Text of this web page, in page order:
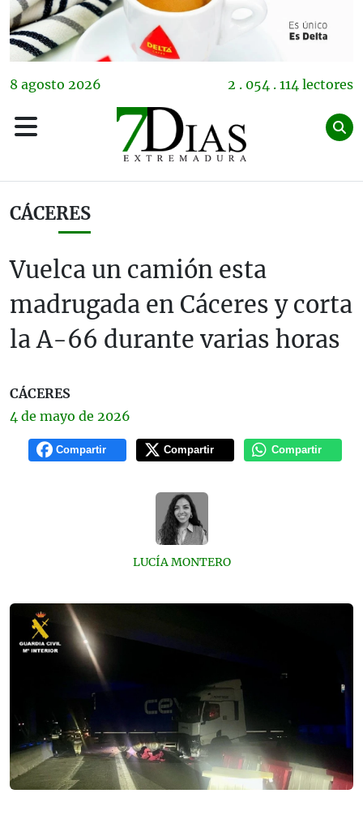
8 agosto 2026 2 . 054 . 114 lectores
CÁCERES
Vuelca un camión esta
madrugada en Cáceres y corta
la A-66 durante varias horas
CÁCERES
4 de mayo de 2026
Compartir Compartir Compartir
LUCÍA MONTERO